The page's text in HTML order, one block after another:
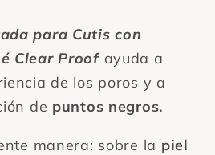
para Cutis con
Clear Proof ayuda a
de los poros y a
de puntos negros.
manera: sobre la piel